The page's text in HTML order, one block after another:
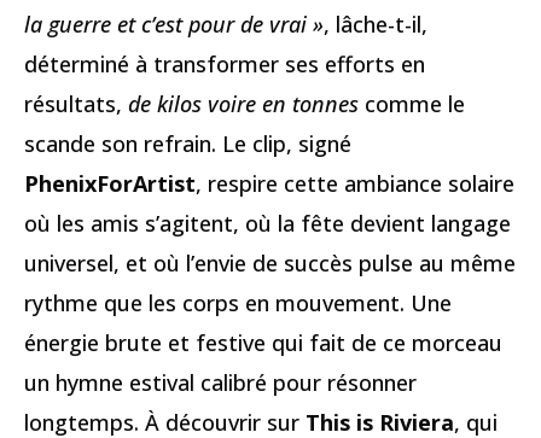
la guerre et c’est pour de vrai », lâche-t-il,
déterminé à transformer ses efforts en
résultats, de kilos voire en tonnes comme le
scande son refrain. Le clip, signé
PhenixForArtist, respire cette ambiance solaire
où les amis s’agitent, où la fête devient langage
universel, et où l’envie de succès pulse au même
rythme que les corps en mouvement. Une
énergie brute et festive qui fait de ce morceau
un hymne estival calibré pour résonner
longtemps. À découvrir sur This is Riviera, qui